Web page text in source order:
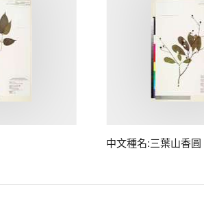
中文種名:三葉山香圓